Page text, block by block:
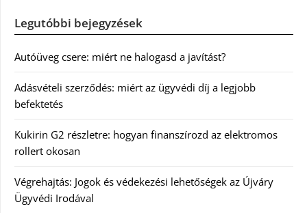
Legutóbbi bejegyzések
Autóüveg csere: miért ne halogasd a javítást?
Adásvételi szerződés: miért az ügyvédi díj a legjobb
befektetés
Kukirin G2 részletre: hogyan finanszírozd az elektromos
rollert okosan
Végrehajtás: Jogok és védekezési lehetőségek az Újváry
Ügyvédi Irodával